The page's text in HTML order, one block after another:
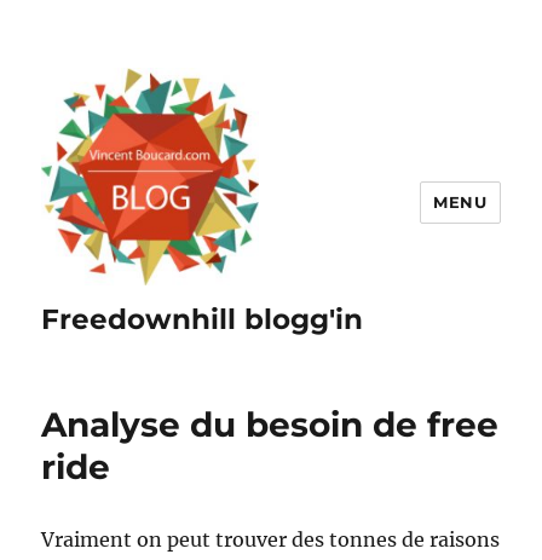
Freedownhill blogg'in
MENU
Analyse du besoin de free
ride
Vraiment on peut trouver des tonnes de raisons